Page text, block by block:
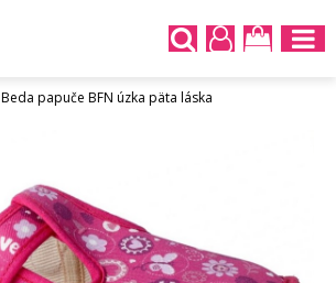
Beda papuče BFN úzka päta láska